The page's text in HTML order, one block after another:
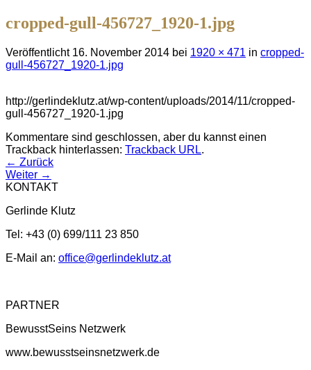
cropped-gull-456727_1920-1.jpg
Veröffentlicht 16. November 2014 bei 1920 × 471 in cropped-
gull-456727_1920-1.jpg
http://gerlindeklutz.at/wp-content/uploads/2014/11/cropped-
gull-456727_1920-1.jpg
Kommentare sind geschlossen, aber du kannst einen
Trackback hinterlassen: Trackback URL.
← Zurück
Weiter →
KONTAKT
Gerlinde Klutz
Tel: +43 (0) 699/111 23 850
E-Mail an: office@gerlindeklutz.at
PARTNER
BewusstSeins Netzwerk
www.bewusstseinsnetzwerk.de